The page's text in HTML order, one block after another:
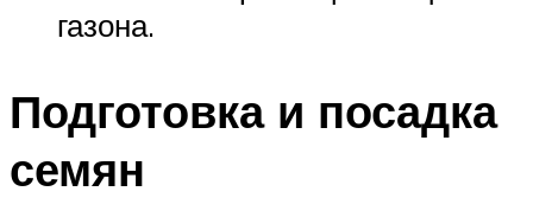
газона.
Подготовка и посадка
семян